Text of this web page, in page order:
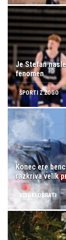
Je Stefan
fenomen
ŠPORTI Z ŽOGO
Konec ere
razkriva velik
VISOKI OBRATI